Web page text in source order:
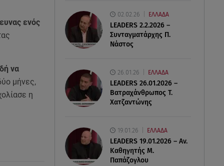
02.02.26 ΕΛΛΑΔΑ
LEADERS 2.2.2026 –
Συνταγματάρχης Π.
Νάστος
26.01.26 ΕΛΛΑΔΑ
LEADERS 26.01.2026 –
Βατραχάνθρωπος Τ.
Χατζαντώνης
19.01.26 ΕΛΛΑΔΑ
LEADERS 19.01.2026 – Αν.
Καθηγητής Μ.
Παπάζογλου
ενός
να
μήνες,
η